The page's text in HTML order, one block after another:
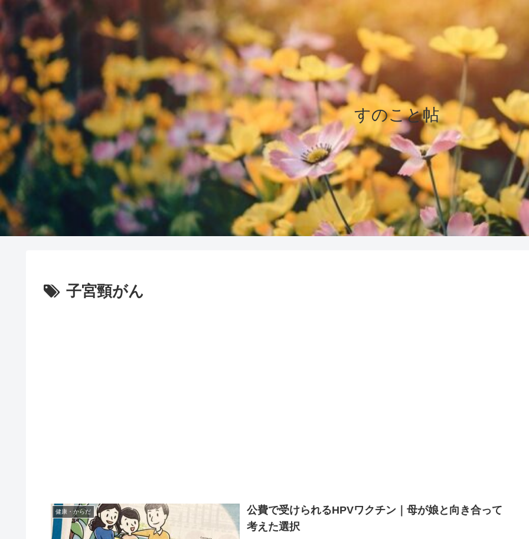
すのこと帖
子宮頸がん
健康・からだ
公費で受けられるHPVワクチン｜母が娘と向き合って
考えた選択